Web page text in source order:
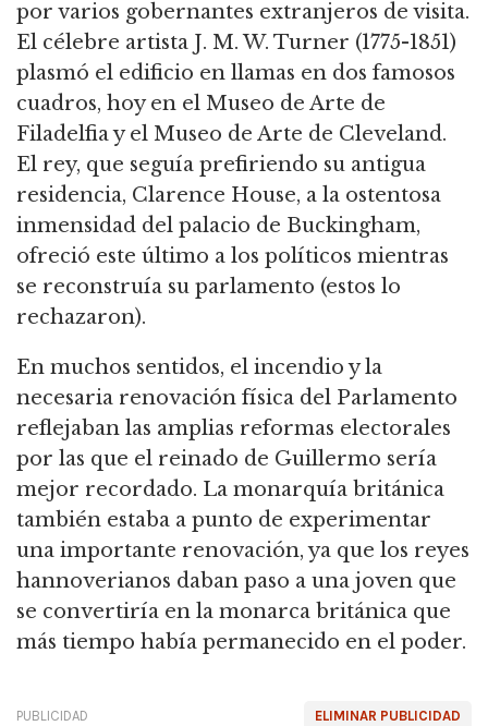
por varios gobernantes extranjeros de visita.
El célebre artista J. M. W. Turner (1775-1851)
plasmó el edificio en llamas en dos famosos
cuadros, hoy en el Museo de Arte de
Filadelfia y el Museo de Arte de Cleveland.
El rey, que seguía prefiriendo su antigua
residencia, Clarence House, a la ostentosa
inmensidad del palacio de Buckingham,
ofreció este último a los políticos mientras
se reconstruía su parlamento (estos lo
rechazaron).
En muchos sentidos, el incendio y la
necesaria renovación física del Parlamento
reflejaban las amplias reformas electorales
por las que el reinado de Guillermo sería
mejor recordado. La monarquía británica
también estaba a punto de experimentar
una importante renovación, ya que los reyes
hannoverianos daban paso a una joven que
se convertiría en la monarca británica que
más tiempo había permanecido en el poder.
ELIMINAR PUBLICIDAD
PUBLICIDAD